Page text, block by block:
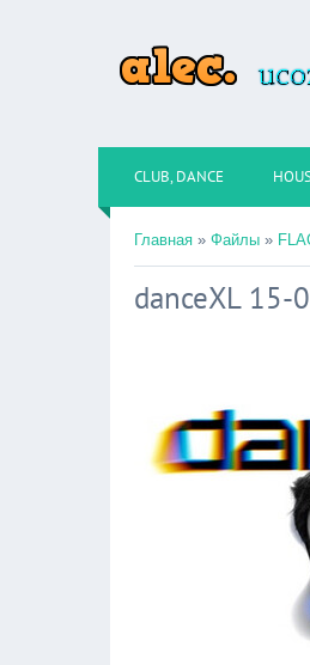
CLUB, DANCE
Главная » Файлы »
danceXL 15-